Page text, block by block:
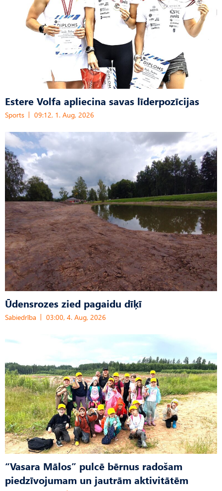
Estere Volfa apliecina savas līderpozīcijas
Sports 09:12, 1. Aug, 2026
Ūdensrozes zied pagaidu dīķī
Sabiedrība 03:00, 4. Aug, 2026
“Vasara Mālos” pulcē bērnus radošam
piedzīvojumam un jautrām aktivitātēm